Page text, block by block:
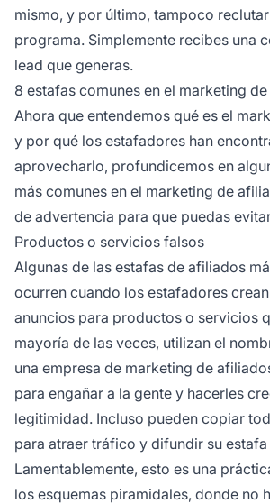
mismo, y por último, tampoco
programa. Simplemente recibes una
lead que generas.
8 estafas comunes en el marketing
Ahora que entendemos qué es el
y por qué los estafadores han
aprovecharlo, profundicemos en
más comunes en el marketing de
de advertencia para que puedas
Productos o servicios falsos
Algunas de las estafas de afiliados
ocurren cuando los estafadores
anuncios para productos o servicios
mayoría de las veces, utilizan el
una empresa de marketing de
para engañar a la gente y hacerles
legitimidad. Incluso pueden copiar
para atraer tráfico y difundir su
Lamentablemente, esto es una
los esquemas piramidales, donde no